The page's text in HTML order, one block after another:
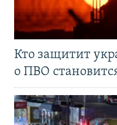
Кто защитит
о ПВО